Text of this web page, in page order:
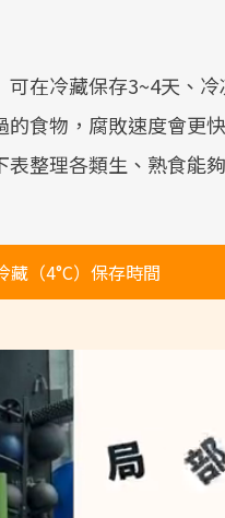
在冷藏保存3~4天、
食物，腐敗速度會更
整理各類生、熟食能
藏（4°C）保存時間